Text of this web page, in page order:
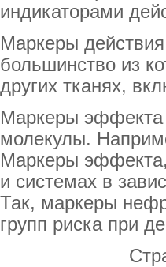
индикаторами
Маркеры
большинство из
других тканях,
Маркеры эффекта
молекулы.
Маркеры эффекта,
и системах в
Так, маркеры
групп риска при